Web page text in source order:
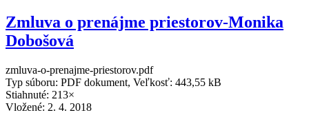
Zmluva o prenájme priestorov-Monika
Dobošová
zmluva-o-prenajme-priestorov.pdf
Typ súboru: PDF dokument, Veľkosť: 443,55 kB
Stiahnuté: 213×
Vložené: 2. 4. 2018